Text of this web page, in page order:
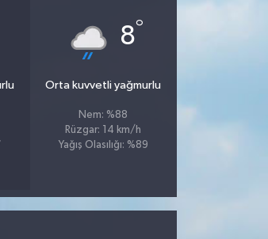
8°
Orta kuvvetli yağmurlu
Nem: %88
Rüzgar: 14 km/h
Yağış Olasılığı: %89